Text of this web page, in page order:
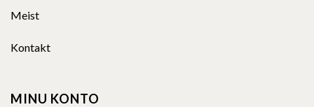
Meist
Kontakt
MINU KONTO